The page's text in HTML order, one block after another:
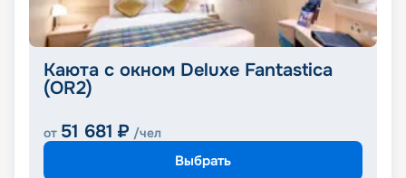
Каюта с окном Deluxe Fantastica
(OR2)
от 51 681 ₽ /чел
Выбрать